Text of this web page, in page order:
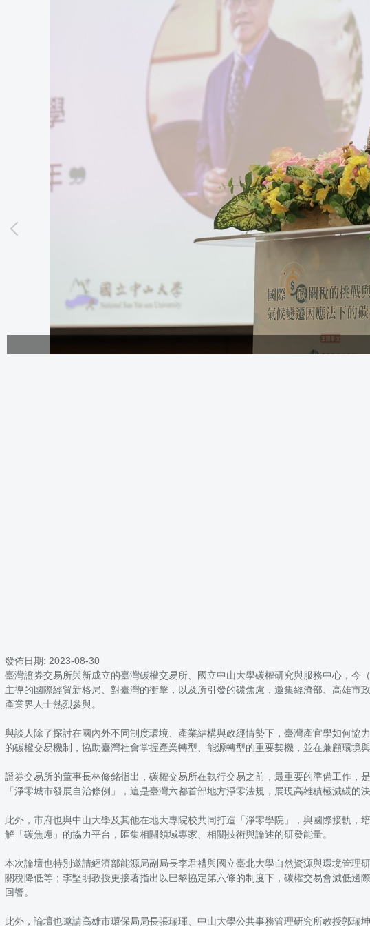
發佈日期: 2023-08-30
臺灣證券交易所與新成立的臺灣碳權交易所、國立中山大學碳權研究與服務中心，
主導的國際經貿新格局、對臺灣的衝擊，以及所引發的碳焦慮，邀集經濟部、高雄
產業界人士熱烈參與。
與談人除了探討在國內外不同制度環境、產業結構與政經情勢下，臺灣產官學如何
的碳權交易機制，協助臺灣社會掌握產業轉型、能源轉型的重要契機，並在兼顧環境
證券交易所的董事長林修銘指出，碳權交易所在執行交易之前，最重要的準備工作
「淨零城市發展自治條例」，這是臺灣六都首部地方淨零法規，展現高雄積極減碳
此外，市府也與中山大學及其他在地大專院校共同打造「淨零學院」，與國際接軌
解「碳焦慮」的協力平台，匯集相關領域專家、相關技術與論述的研發能量。
本次論壇也特別邀請經濟部能源局副局長李君禮與國立臺北大學自然資源與環境管
關稅降低等；李堅明教授更接著指出以巴黎協定第六條的制度下，碳權交易會減低
回響。
此外，論壇也邀請高雄市環保局局長張瑞琿、中山大學公共事務管理研究所教授郭